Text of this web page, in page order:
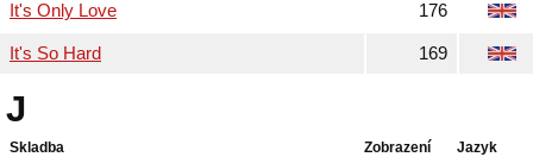
It's Only Love 176
It's So Hard 169
J
Skladba Zobrazení Jazyk